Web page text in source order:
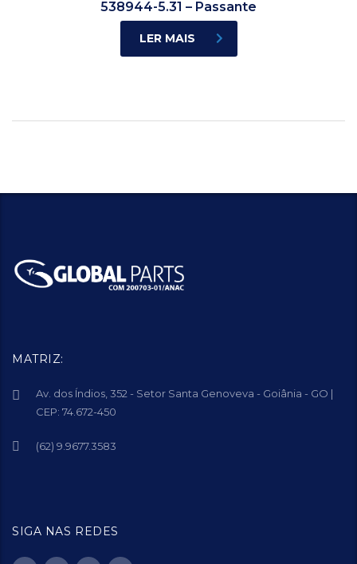
538944-5.31 – Passante
LER MAIS
MATRIZ:
Av. dos Índios, 352 - Setor Santa Genoveva - Goiânia - GO |
CEP: 74.672-450
(62) 9.9677.3583
SIGA NAS REDES